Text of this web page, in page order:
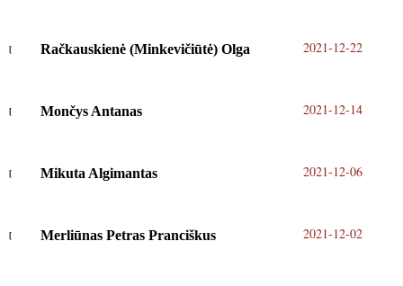
Račkauskienė (Minkevičiūtė) Olga 2021-12-22
Mončys Antanas 2021-12-14
Mikuta Algimantas 2021-12-06
Merliūnas Petras Pranciškus 2021-12-02